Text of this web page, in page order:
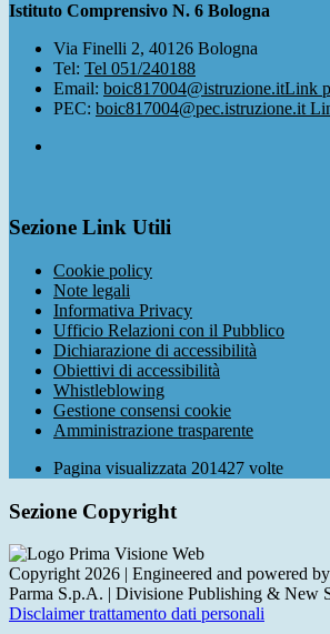
Istituto Comprensivo N. 6 Bologna
Via Finelli 2, 40126 Bologna
Tel: Tel 051/240188
Email: boic817004@istruzione.itLink
PEC: boic817004@pec.istruzione.it
Sezione Link Utili
Cookie policy
Note legali
Informativa Privacy
Ufficio Relazioni con il Pubblico
Dichiarazione di accessibilità
Obiettivi di accessibilità
Whistleblowing
Gestione consensi cookie
Amministrazione trasparente
Pagina visualizzata 201427 volte
Sezione Copyright
Copyright 2026 | Engineered and powered
Parma S.p.A. | Divisione Publishing & New
Disclaimer trattamento dati personali